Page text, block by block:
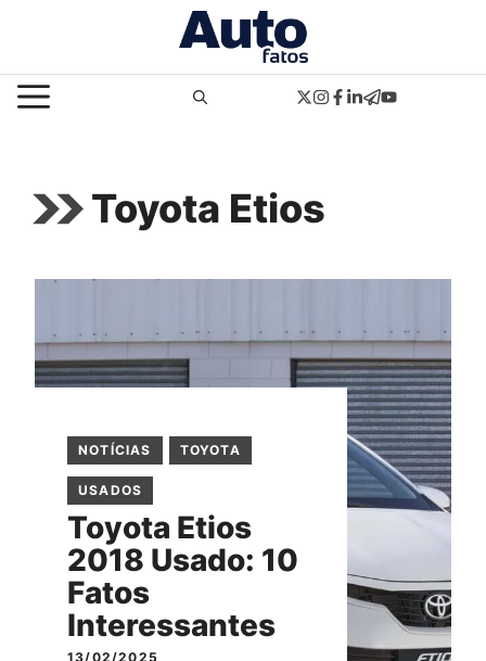
o
conteúdoMENU
Toyota Etios
NOTÍCIAS TOYOTA
USADOS
Toyota Etios
2018 Usado: 10
Fatos
Interessantes
13/02/2025